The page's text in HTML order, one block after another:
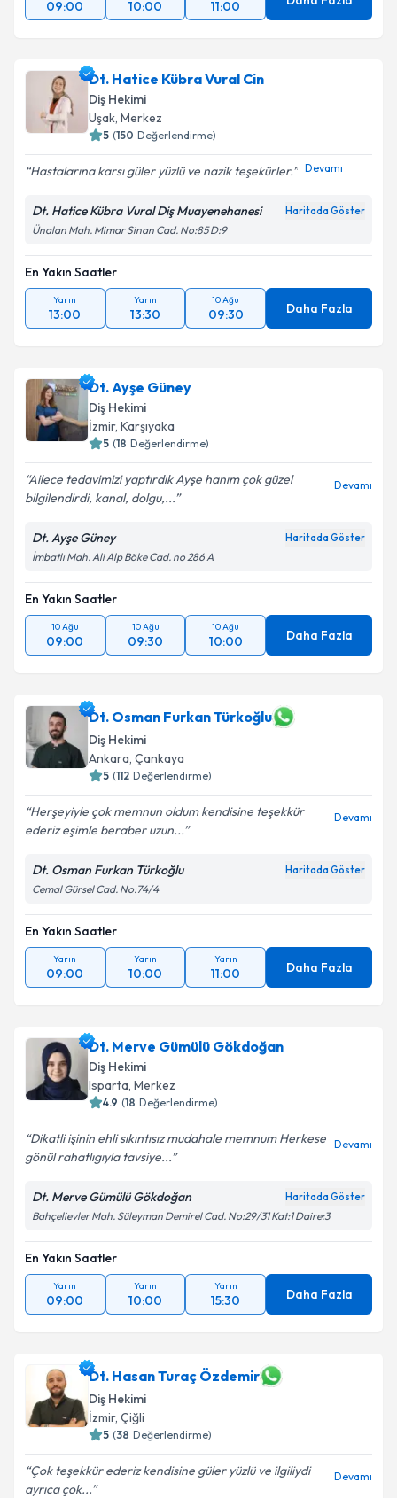
09:00 10:00 11:00
Dt. Hatice Kübra Vural Cin
Diş Hekimi
Uşak, Merkez
5 (150 Değerlendirme)
Hastalarına karsı güler yüzlü ve nazik teşekürler. Devamı
Dt. Hatice Kübra Vural Diş Muayenehanesi Haritada Göster
Ünalan Mah. Mimar Sinan Cad. No:85 D:9
En Yakın Saatler
Yarın
13:00
Yarın
13:30
10 Ağu
09:30 Daha Fazla
Dt. Ayşe Güney
Diş Hekimi
İzmir, Karşıyaka
5 (18 Değerlendirme)
Ailece tedavimizi yaptırdık Ayşe hanım çok güzel
bilgilendirdi, kanal, dolgu,...
Devamı
Dt. Ayşe Güney Haritada Göster
İmbatlı Mah. Ali Alp Böke Cad. no 286 A
En Yakın Saatler
10 Ağu
09:00
10 Ağu
09:30
10 Ağu
10:00 Daha Fazla
Dt. Osman Furkan Türkoğlu
Diş Hekimi
Ankara, Çankaya
5 (112 Değerlendirme)
Herşeyiyle çok memnun oldum kendisine teşekkür
ederiz eşimle beraber uzun...
Devamı
Dt. Osman Furkan Türkoğlu Haritada Göster
Cemal Gürsel Cad. No:74/4
En Yakın Saatler
Yarın
09:00
Yarın
10:00
Yarın
11:00 Daha Fazla
Dt. Merve Gümülü Gökdoğan
Diş Hekimi
Isparta, Merkez
4.9 (18 Değerlendirme)
Dikatli işinin ehli sıkıntısız mudahale memnum Herkese
gönül rahatlıgıyla tavsiye...
Devamı
Dt. Merve Gümülü Gökdoğan Haritada Göster
Bahçelievler Mah. Süleyman Demirel Cad. No:29/31 Kat:1 Daire:3
En Yakın Saatler
Yarın
09:00
Yarın
10:00
Yarın
15:30 Daha Fazla
Dt. Hasan Turaç Özdemir
Diş Hekimi
İzmir, Çiğli
5 (38 Değerlendirme)
Çok teşekkür ederiz kendisine güler yüzlü ve ilgiliydi
ayrıca çok...
Devamı